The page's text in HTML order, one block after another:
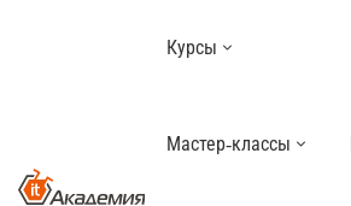
Курсы
Мастер-классы